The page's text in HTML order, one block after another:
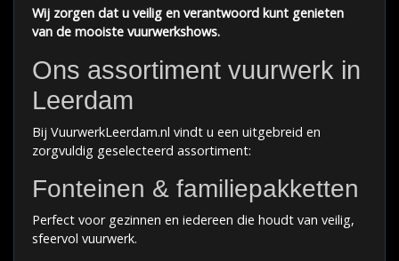
Wij zorgen dat u veilig en verantwoord kunt genieten
van de mooiste vuurwerkshows.
Ons assortiment vuurwerk in
Leerdam
Bij VuurwerkLeerdam.nl vindt u een uitgebreid en
zorgvuldig geselecteerd assortiment:
Fonteinen & familiepakketten
Perfect voor gezinnen en iedereen die houdt van veilig,
sfeervol vuurwerk.